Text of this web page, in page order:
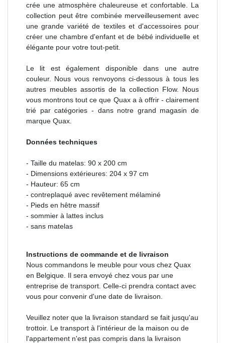
crée une atmosphère chaleureuse et confortable. La
collection peut être combinée merveilleusement avec
une grande variété de textiles et d'accessoires pour
créer une chambre d'enfant et de bébé individuelle et
élégante pour votre tout-petit.
Le lit est également disponible dans une autre
couleur. Nous vous renvoyons ci-dessous à tous les
autres meubles assortis de la collection Flow. Nous
vous montrons tout ce que Quax a à offrir - clairement
trié par catégories - dans notre grand magasin de
marque Quax.
Données techniques
- Taille du matelas: 90 x 200 cm
- Dimensions extérieures: 204 x 97 cm
- Hauteur: 65 cm
- contreplaqué avec revêtement mélaminé
- Pieds en hêtre massif
- sommier à lattes inclus
- sans matelas
Instructions de commande et de livraison
Nous commandons le meuble pour vous chez Quax
en Belgique. Il sera envoyé chez vous par une
entreprise de transport. Celle-ci prendra contact avec
vous pour convenir d'une date de livraison.
Veuillez noter que la livraison standard se fait jusqu'au
trottoir. Le transport à l'intérieur de la maison ou de
l'appartement n'est pas compris dans la livraison